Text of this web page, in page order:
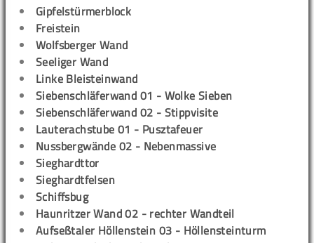
Gipfelstürmerblock
Freistein
Wolfsberger Wand
Seeliger Wand
Linke Bleisteinwand
Siebenschläferwand 01 - Wolke Sieben
Siebenschläferwand 02 - Stippvisite
Lauterachstube 01 - Pusztafeuer
Nussbergwände 02 - Nebenmassive
Sieghardttor
Sieghardtfelsen
Schiffsbug
Haunritzer Wand 02 - rechter Wandteil
Aufseßtaler Höllenstein 03 - Höllensteinturm